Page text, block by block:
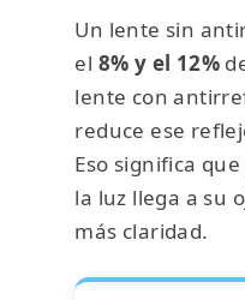
Un lente sin
el 8% y el 12%
lente con
reduce ese
Eso significa
la luz llega a su
más claridad.